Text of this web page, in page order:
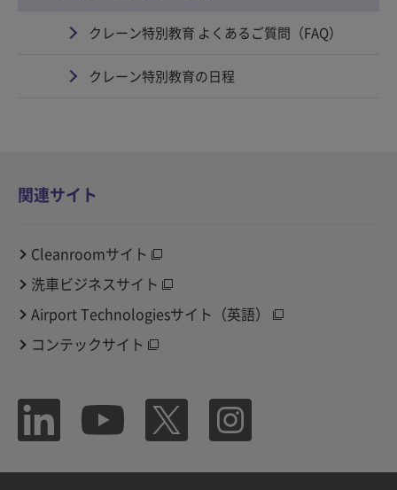
クレーン特別教育 よくあるご質問（FAQ）
クレーン特別教育の日程
関連サイト
Cleanroomサイト
洗車ビジネスサイト
Airport Technologiesサイト（英語）
コンテックサイト